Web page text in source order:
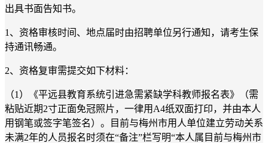
出具书面告知书。
1、资格审核时间、地点届时由招聘单位另行通知，请考生保
持通讯畅通。
2、资格复审需提交如下材料：
（1）《平远县教育系统引进急需紧缺学科教师报名表》（需
粘贴近期2寸正面免冠照片，一律用A4纸双面打印，并由本人
用钢笔或签字笔签名）。目前与梅州市用人单位建立劳动关系
未满2年的人员报名时须在“备注”栏写明“本人属目前与梅州市